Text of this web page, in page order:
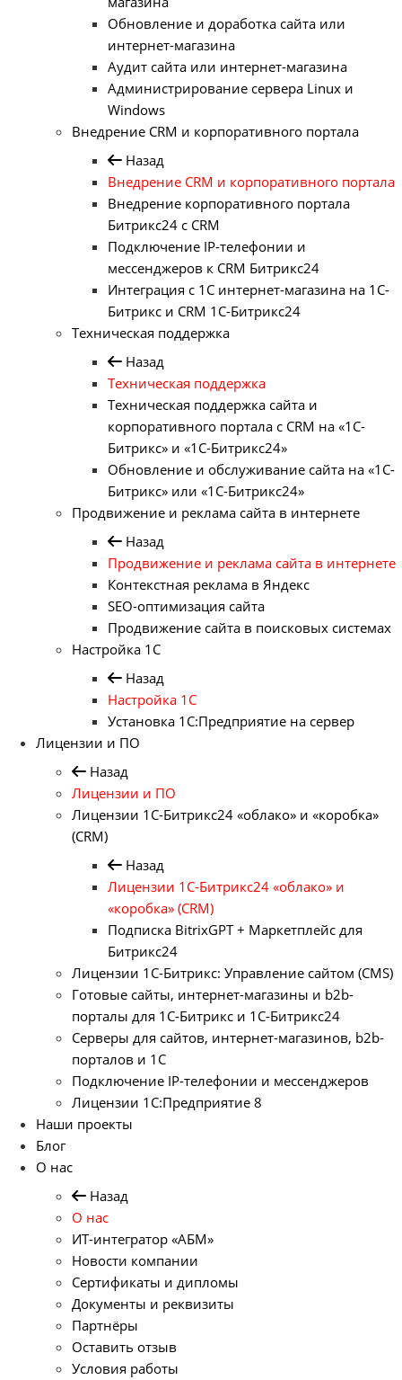
Обновление и доработка сайта или
интернет-магазина
Аудит сайта или интернет-магазина
Администрирование сервера Linux и
Windows
Внедрение CRM и корпоративного портала
Назад
Внедрение CRM и корпоративного портала
Внедрение корпоративного портала
Битрикс24 с CRM
Подключение IP-телефонии и
мессенджеров к CRM Битрикс24
Интеграция с 1С интернет-магазина на 1С-
Битрикс и CRM 1С-Битрикс24
Техническая поддержка
Назад
Техническая поддержка
Техническая поддержка сайта и
корпоративного портала с CRM на «1С-
Битрикс» и «1С-Битрикс24»
Обновление и обслуживание сайта на «1С-
Битрикс» или «1С-Битрикс24»
Продвижение и реклама сайта в интернете
Назад
Продвижение и реклама сайта в интернете
Контекстная реклама в Яндекс
SEO-оптимизация сайта
Продвижение сайта в поисковых системах
Настройка 1С
Назад
Настройка 1С
Установка 1С:Предприятие на сервер
Лицензии и ПО
Назад
Лицензии и ПО
Лицензии 1С-Битрикс24 «облако» и «коробка»
(CRM)
Назад
Лицензии 1С-Битрикс24 «облако» и
«коробка» (CRM)
Подписка BitrixGPT + Маркетплейс для
Битрикс24
Лицензии 1С-Битрикс: Управление сайтом (CMS)
Готовые сайты, интернет-магазины и b2b-
порталы для 1С-Битрикс и 1С-Битрикс24
Серверы для сайтов, интернет-магазинов, b2b-
порталов и 1С
Подключение IP-телефонии и мессенджеров
Лицензии 1C:Предприятие 8
Наши проекты
Блог
О нас
Назад
О нас
ИТ-интегратор «АБМ»
Новости компании
Сертификаты и дипломы
Документы и реквизиты
Партнёры
Оставить отзыв
Условия работы